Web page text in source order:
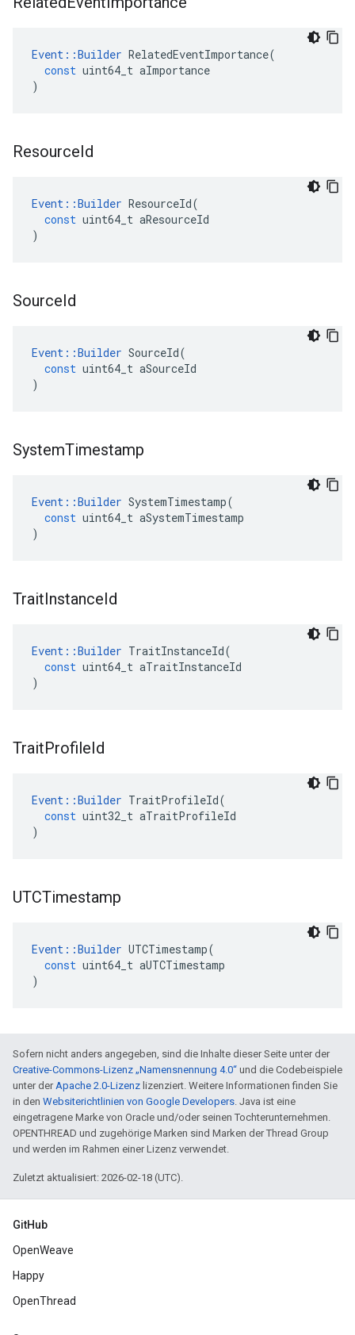
Event ::Builder RelatedEventImportance(
const uint64_t aImportance
)
ResourceId
Event ::Builder ResourceId(
const uint64_t aResourceId
)
SourceId
Event ::Builder SourceId(
const uint64_t aSourceId
)
SystemTimestamp
Event ::Builder SystemTimestamp(
const uint64_t aSystemTimestamp
)
TraitInstanceId
Event ::Builder TraitInstanceId(
const uint64_t aTraitInstanceId
)
TraitProfileId
Event ::Builder TraitProfileId(
const uint32_t aTraitProfileId
)
UTCTimestamp
Event ::Builder UTCTimestamp(
const uint64_t aUTCTimestamp
)
Sofern nicht anders angegeben, sind die Inhalte dieser Seite unter der
Creative-Commons-Lizenz „Namensnennung 4.0“ und die Codebeispiele
unter derApache 2.0-Lizenz lizenziert. Weitere Informationen finden Sie
in den Websiterichtlinien von Google Developers. Java ist eine
eingetragene Marke von Oracle und/oder seinen Tochterunternehmen.
OPENTHREAD und zugehörige Marken sind Marken der Thread Group
und werden im Rahmen einer Lizenz verwendet.
Zuletzt aktualisiert: 2026-02-18 (UTC).
GitHub
OpenWeave
Happy
OpenThread